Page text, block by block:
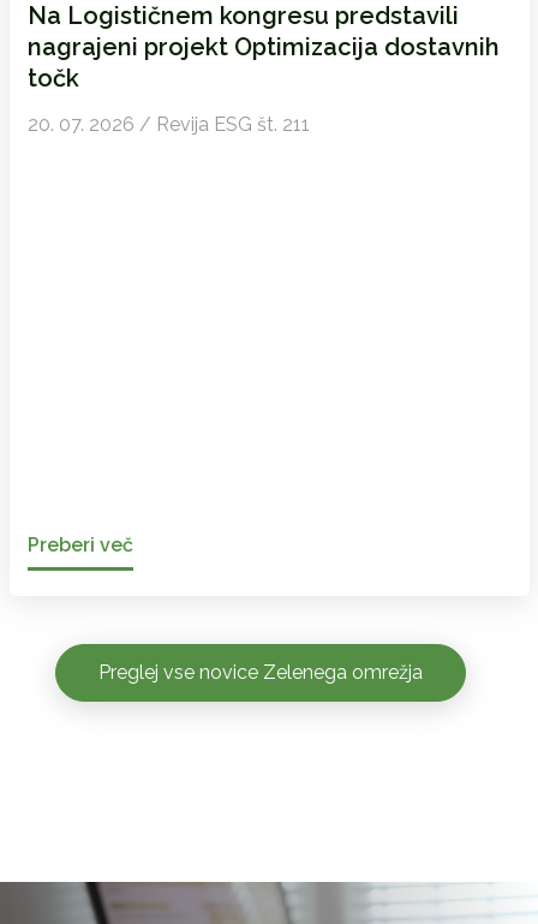
Na Logističnem kongresu predstavili
nagrajeni projekt Optimizacija dostavnih
točk
20. 07. 2026 / Revija ESG št. 211
Preberi več
Preglej vse novice Zelenega omrežja